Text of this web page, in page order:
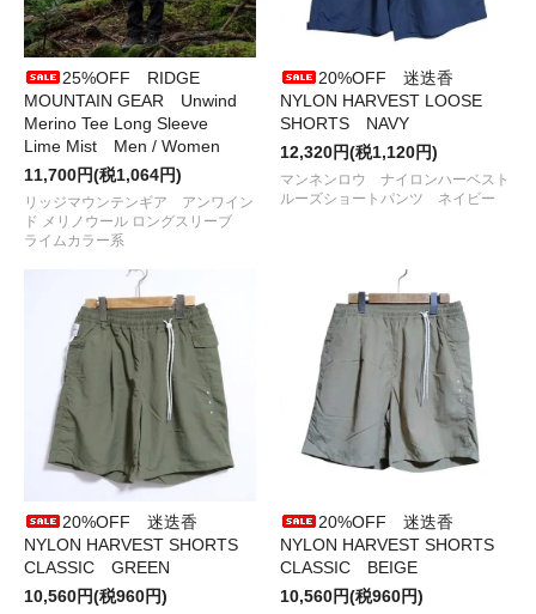
●2025/ 6/28ULTRA HEAVYから
Tシャツ、ソックス、TOTE
BAGが入荷しました
●2025/ 6/24LAND & B.C.から新色の
VEST03が入荷しました
●2025/ 6/22KI-no から38灯用の
Stripe ShadeとOne Off
Shadeが入荷しました
●2025/ 6/16tempra cycle＆garageからTシャツとOsanpo
Knapsackが入荷しました
●2025/ 6/ 3 RIDGE MOUNTAIN GEARからTravel Pouch Plus
とHempish Basic Cap が入荷しました
●2025/ 5/25
RIDGE MOUNTAIN GEAR
Field HatとBasic
Cap NTが入荷しました
●2025/ 5/15NODALから Tie Dye Ankle Socks
が再入荷しまし
●2025/ 5/11WALLA WALLA SPORT から
COTTON MESH
TANK TOP
が入荷しました
●2025/ 5/10
CALMA STORE MMM POCKET SHADEが入
荷しました
●2025/ 5/ 2RIDGE MOUNTAIN GEARからUnwind Merino
TeeとSunshadeが入荷しました
●2025/ 4/29
LAND & B.C. からDENIMのapron、HUNT
VEST03が入荷しました
●2025/ 4/27tempra から新作ステッカーが入荷しました
●2025/ 4/26 NODAL
COOLMAX EcoMade Fiber
Socks,Tie Dye Socks
の新色が入荷しました
25%OFF RIDGE
MOUNTAIN GEAR Unwind
Merino Tee Long Sleeve
Lime Mist Men / Women
11,700円(税1,064円)
リッジマウンテンギア アンワイン
ド メリノウール ロングスリーブ
ライムカラー系
20%OFF 迷迭香
NYLON HARVEST LOOSE
SHORTS NAVY
12,320円(税1,120円)
マンネンロウ ナイロンハーベスト
ルーズショートパンツ ネイビー
20%OFF 迷迭香
NYLON HARVEST SHORTS
CLASSIC GREEN
10,560円(税960円)
20%OFF 迷迭香
NYLON HARVEST SHORTS
CLASSIC BEIGE
10,560円(税960円)